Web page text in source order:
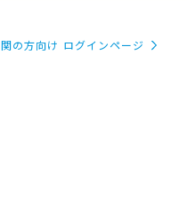
の方向け ログインページ